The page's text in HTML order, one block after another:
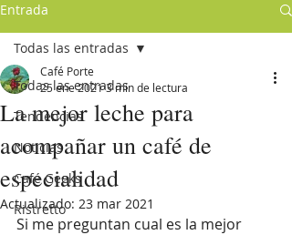
Entrada
Todas las entradas
Tendencias
Noticias
Café Geeks
Ristretto
Todas las entradas
La mejor leche para
acompañar un café de
especialidad
Café Porte
25 ene 20213 min de lectura
Actualizado: 23 mar 2021
Si me preguntan cual es la mejor